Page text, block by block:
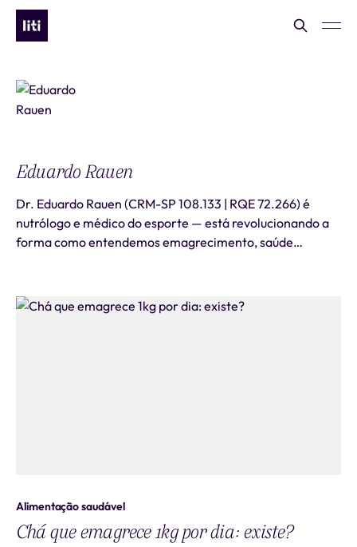
Eduardo Rauen
Dr. Eduardo Rauen (CRM-SP 108.133 | RQE 72.266) é
nutrólogo e médico do esporte — está revolucionando a
forma como entendemos emagrecimento, saúde
Alimentação saudável
Chá que emagrece 1kg por dia: existe?